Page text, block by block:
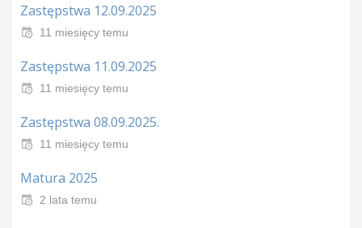
Zastępstwa 12.09.2025
11 miesięcy temu
Zastępstwa 11.09.2025
11 miesięcy temu
Zastępstwa 08.09.2025.
11 miesięcy temu
Matura 2025
2 lata temu